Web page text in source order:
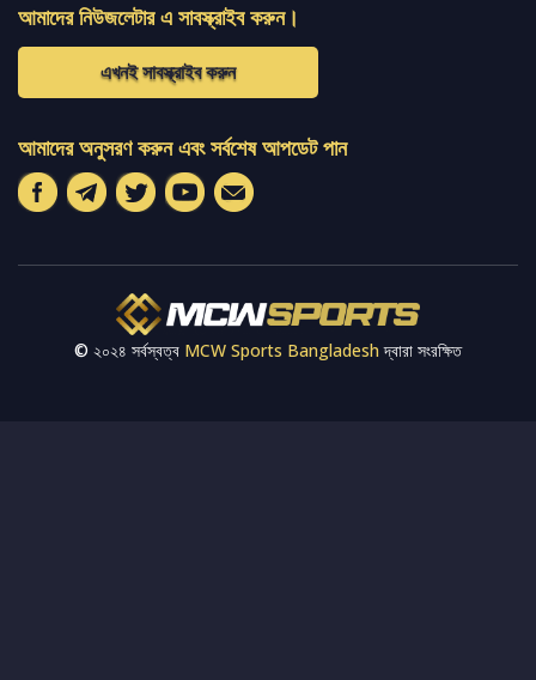
আমাদের নিউজলেটার এ সাবস্ক্রাইব করুন।
এখনই সাবস্ক্রাইব করুন
আমাদের অনুসরণ করুন এবং সর্বশেষ আপডেট পান
© ২০২৪ সর্বস্বত্ব MCW Sports Bangladeshদ্বারা সংরক্ষিত